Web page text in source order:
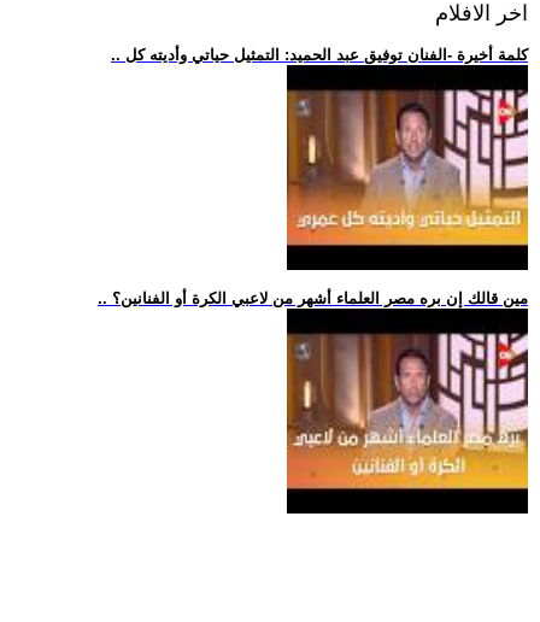
اخر الافلام
.. كلمة أخيرة -الفنان توفيق عبد الحميد: التمثيل حياتي وأديته كل
.. مين قالك إن بره مصر العلماء أشهر من لاعبي الكرة أو الفنانين؟